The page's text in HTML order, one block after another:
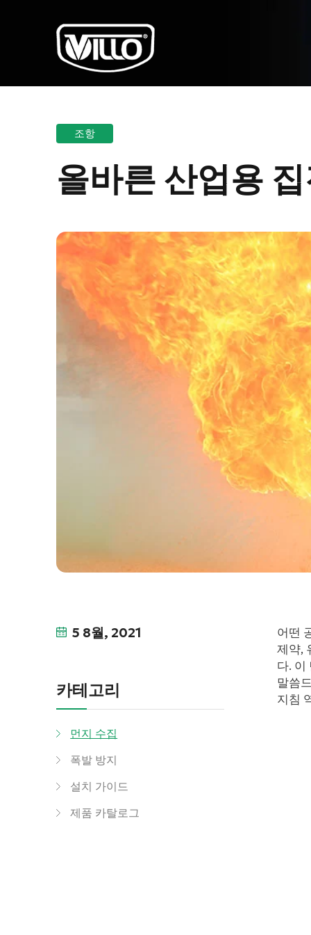
조항
올바른 산업용
5 8월, 2021
카테고리
먼지 수집
폭발 방지
설치 가이드
제품 카탈로그
어떤
제약,
다. 이
말씀
지침